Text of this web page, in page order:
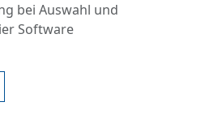
bei Auswahl und
Software